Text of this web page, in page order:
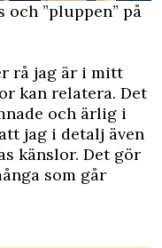
och ”pluppen” på
rå jag är i mitt
kan relatera. Det
och ärlig i
jag i detalj även
känslor. Det gör
som går